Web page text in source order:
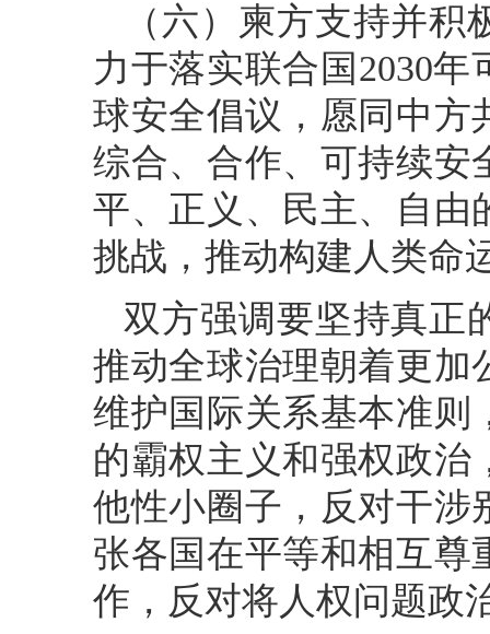
（六）柬方支持并
力于落实联合国2030
球安全倡议，愿同中方
综合、合作、可持续安
平、正义、民主、自由
挑战，推动构建人类命
双方强调要坚持真正
推动全球治理朝着更加
维护国际关系基本准则
的霸权主义和强权政治
他性小圈子，反对干涉
张各国在平等和相互尊
作，反对将人权问题政